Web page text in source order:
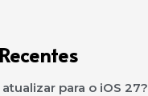
para o iOS 27?